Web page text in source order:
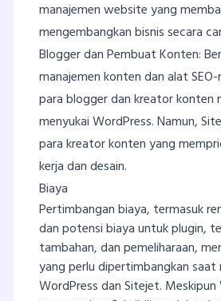
manajemen website yang
mengembangkan bisnis secara
Blogger dan Pembuat Konten:
manajemen konten dan alat
para blogger dan kreator konten
menyukai WordPress. Namun,
para kreator konten yang
kerja dan desain.
Biaya
Pertimbangan biaya, termasuk
dan potensi biaya untuk plugin,
tambahan, dan pemeliharaan,
yang perlu dipertimbangkan saat
WordPress dan Sitejet. Meskipun